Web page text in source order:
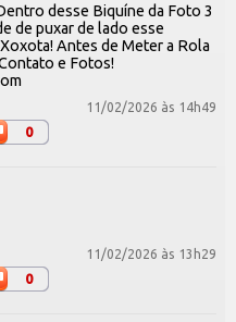
desse Biquíne da Foto 3
de puxar de lado esse
Antes de Meter a Rola
e Fotos!
11/02/2026 às 14h49
0
11/02/2026 às 13h29
0